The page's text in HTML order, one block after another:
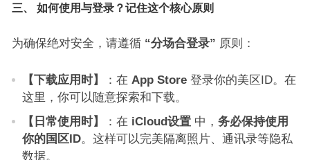
三、 如何使用与登录？记住这个核心原则
为确保绝对安全，请遵循 “分场合登录” 原则：
【下载应用时】 ：在 App Store登录你的美区ID。在
这里，你可以随意探索和下载。
【日常使用时】
：在 iCloud设置中， 务必保持使用
你的国区ID。这样可以完美隔离照片、通讯录等隐私
数据。